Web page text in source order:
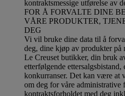
kontraktsmessige utførelse av
FOR Å FORVALTE DINE
VÅRE PRODUKTER,
DEG
Vi vil bruke dine data til å
deg, dine kjøp av produkter på
Le Creuset butikker, din bruk
etterfølgende
konkurranser. Det kan være at
om deg for våre administrative
kontraktsforholdet med deg